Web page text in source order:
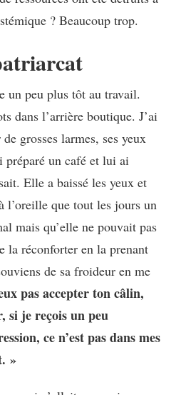
? Beaucoup trop.
un peu plus tôt au travail.
dans l’arrière boutique. J’ai
grosses larmes, ses yeux
un café et lui ai
Elle a baissé les yeux et
l’oreille que tout les jours un
mais qu’elle ne pouvait pas
la réconforter en la prenant
de sa froideur en me
pas accepter ton câlin,
si je reçois un peu
ce n’est pas dans mes
»